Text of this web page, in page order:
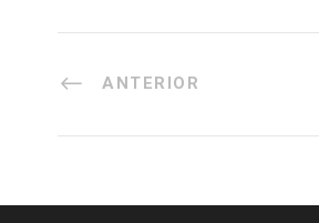
ANTERIOR